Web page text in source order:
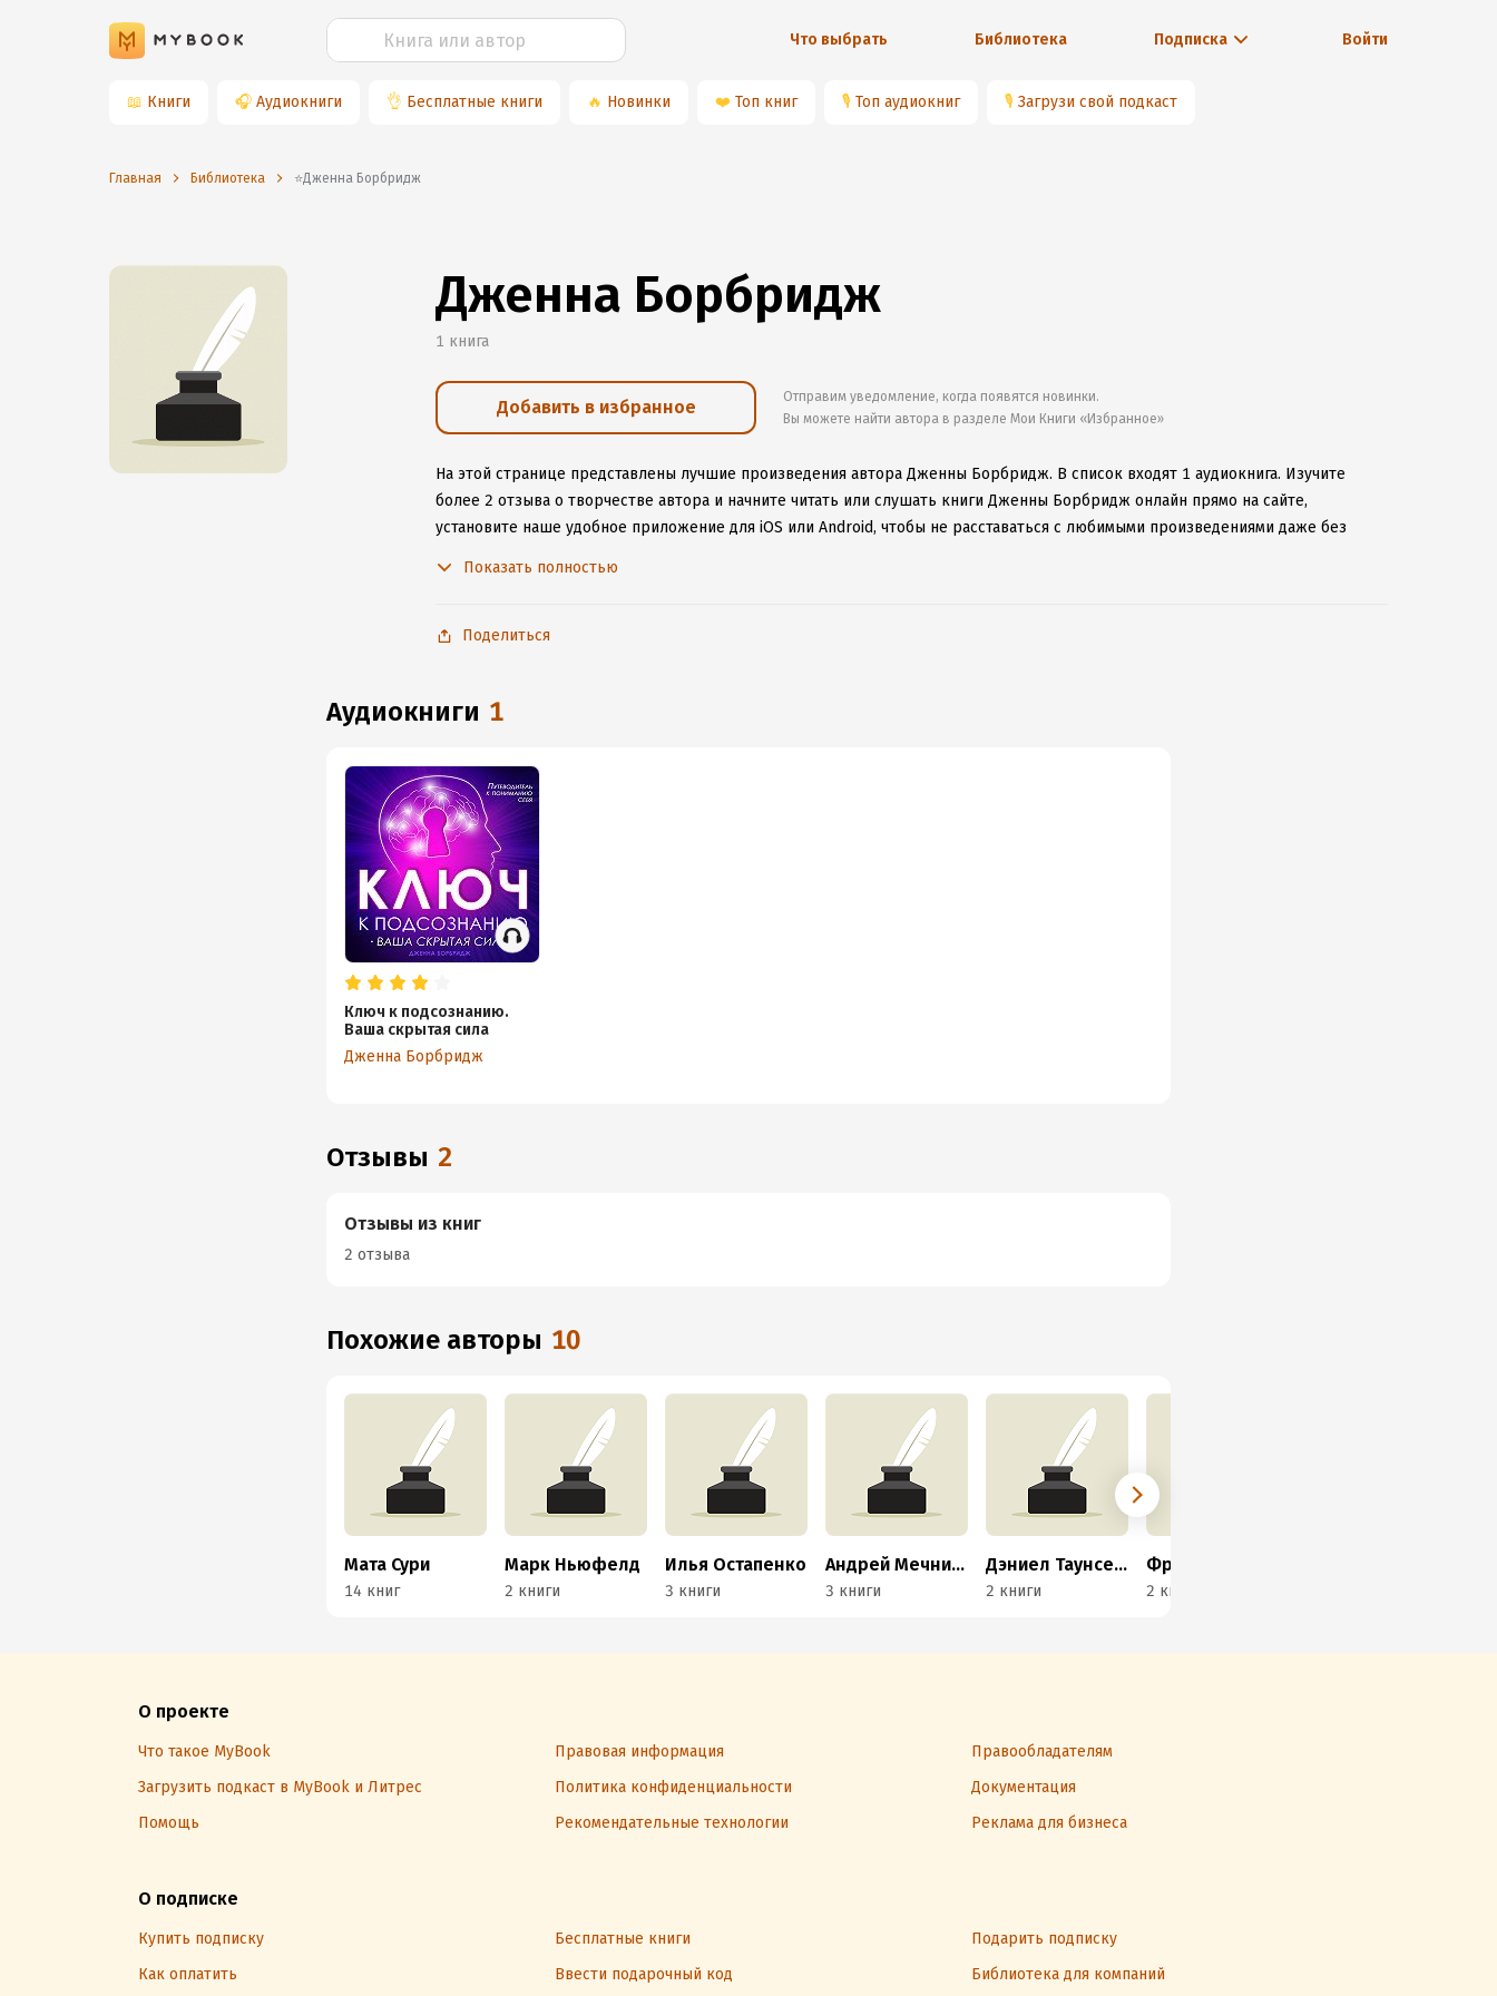
Что выбрать Библиотека Подписка Войти
📖 Книги 🎧 Аудиокниги 👌 Бесплатные книги 🔥 Новинки ❤️ Топ книг 🎙 Топ аудиокниг 🎙 Загрузи свой подкаст
Главная Библиотека ⭐️Дженна Борбридж
Дженна Борбридж
1 книга
Добавить в избранное
Отправим уведомление, когда появятся новинки.
Вы можете найти автора в разделе Мои Книги «Избранное»
На этой странице представлены лучшие произведения автора Дженны Борбридж. В список входят 1 аудиокнига. Изучите
более 2 отзыва о творчестве автора и начните читать или слушать книги Дженны Борбридж онлайн прямо на сайте,
установите наше удобное приложение для iOS или Android, чтобы не расставаться с любимыми произведениями даже без
Показать полностью
Поделиться
аудиокниги 1
Ключ к подсознанию.
Ваша скрытая сила
Дженна Борбридж
Отзывы 2
Отзывы из книг
2 отзыва
Похожие авторы 10
Мата Сури
14 книг
Марк Ньюфелд
2 книги
Илья Остапенко
3 книги
Андрей Мечников
3 книги
Дэниел Таунсенд
2 книги
Фридман Шауб
2 книги
О проекте
Что такое MyBook Правовая информация
Правообладателям
Загрузить подкаст в MyBook и Литрес
Политика конфиденциальности
Документация
Помощь
Рекомендательные технологии Реклама для бизнеса
О подписке
Купить подписку Бесплатные книги
Подарить подписку
Как оплатить
Ввести подарочный код Библиотека для компаний